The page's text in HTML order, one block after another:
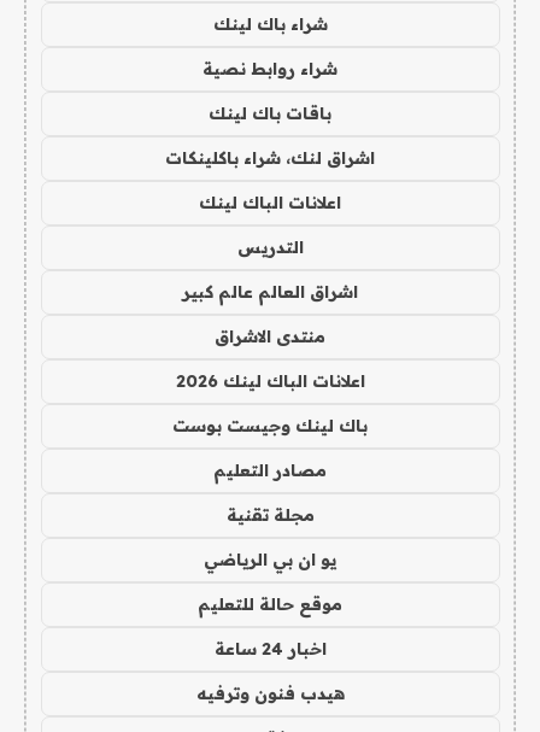
شراء باك لينك
شراء روابط نصية
باقات باك لينك
اشراق لنك، شراء باكلينكات
اعلانات الباك لينك
التدريس
اشراق العالم عالم كبير
منتدى الاشراق
اعلانات الباك لينك 2026
باك لينك وجيست بوست
مصادر التعليم
مجلة تقنية
يو ان بي الرياضي
موقع حالة للتعليم
اخبار 24 ساعة
هيدب فنون وترفيه